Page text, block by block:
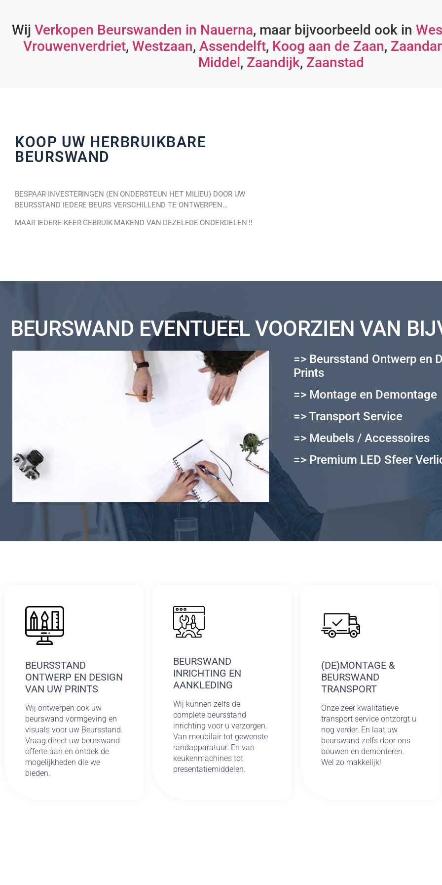
Wij Verkopen Beurswanden in Nauerna, maar bijvoorbeeld ook in
Vrouwenverdriet, Westzaan, Assendelft, Koog aan de Zaan,
Middel, Zaandijk, Zaanstad
KOOP UW HERBRUIKBARE
BEURSWAND
BESPAAR INVESTERINGEN (EN ONDERSTEUN HET MILIEU) DOOR UW
BEURSSTAND IEDERE BEURS VERSCHILLEND TE ONTWERPEN…
MAAR IEDERE KEER GEBRUIK MAKEND VAN DEZELFDE ONDERDELEN !!
BEURSWAND EVENTUEEL VOORZIEN VAN
=> Beursstand Ontwerp en
Prints
=> Montage en Demontage
=> Transport Service
=> Meubels / Accessoires
=> Premium LED Sfeer
BEURSSTAND
ONTWERP EN DESIGN
VAN UW PRINTS
Wij ontwerpen ook uw
beurswand vormgeving en
visuals voor uw Beursstand.
Vraag direct uw beurswand
offerte aan en ontdek de
mogelijkheden die we
bieden.
BEURSWAND
INRICHTING EN
AANKLEDING
Wij kunnen zelfs de
complete beursstand
inrichting voor u verzorgen.
Van meubilair tot gewenste
randapparatuur. En van
keukenmachines tot
presentatiemiddelen.
(DE)MONTAGE &
BEURSWAND
TRANSPORT
Onze zeer kwalitatieve
transport service ontzorgt u
nog verder. En laat uw
beurswand zelfs door ons
bouwen en demonteren.
Wel zo makkelijk!